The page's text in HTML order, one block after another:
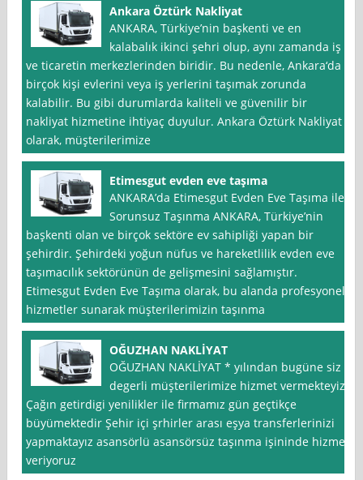
Ankara Öztürk Nakliyat
ANKARA, Türkiye’nin başkenti ve en
kalabalık ikinci şehri olup, aynı zamanda iş
ve ticaretin merkezlerinden biridir. Bu nedenle, Ankara‘da
birçok kişi evlerini veya iş yerlerini taşımak zorunda
kalabilir. Bu gibi durumlarda kaliteli ve güvenilir bir
nakliyat hizmetine ihtiyaç duyulur. Ankara Öztürk Nakliyat
olarak, müşterilerimize
Etimesgut evden eve taşıma
ANKARA’da Etimesgut Evden Eve Taşıma ile
Sorunsuz Taşınma ANKARA, Türkiye’nin
başkenti olan ve birçok sektöre ev sahipliği yapan bir
şehirdir. Şehirdeki yoğun nüfus ve hareketlilik evden eve
taşımacılık sektörünün de gelişmesini sağlamıştır.
Etimesgut Evden Eve Taşıma olarak, bu alanda profesyonel
hizmetler sunarak müşterilerimizin taşınma
OĞUZHAN NAKLİYAT
OĞUZHAN NAKLİYAT * yılından bugüne siz
degerli müşterilerimize hizmet vermekteyiz
Çağın getirdigi yenilikler ile firmamız gün geçtikçe
büyümektedir Şehir içi şrhirler arası eşya transferlerinizi
yapmaktayız asansörlü asansörsüz taşınma işininde hizmet
veriyoruz